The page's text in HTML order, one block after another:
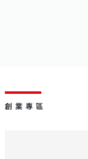
創業專區